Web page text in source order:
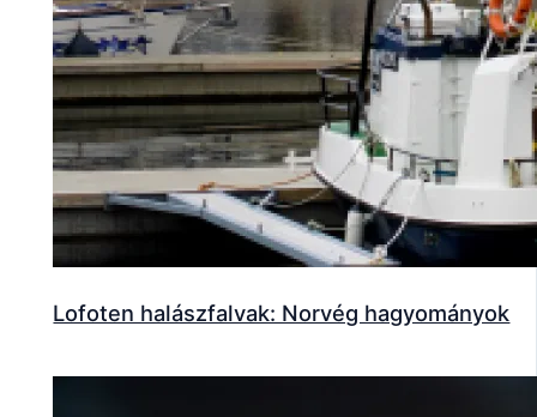
Lofoten halászfalvak: Norvég hagyományok